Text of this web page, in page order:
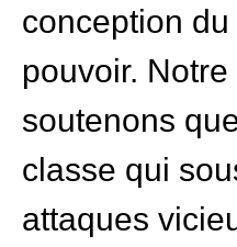
conception
pouvoir.
soutenons
classe qui
attaques